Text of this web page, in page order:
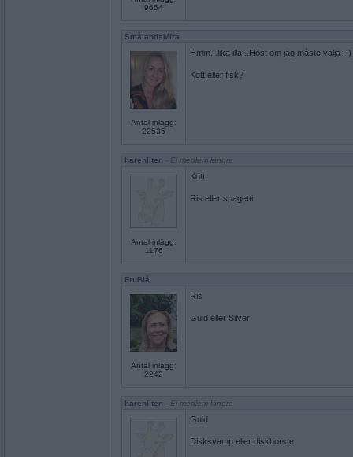
9654
SmålandsMira
Antal inlägg:
22535
Hmm...lika illa...Höst om jag måste välja :-)
Kött eller fisk?
harenliten - Ej medlem längre
Antal inlägg:
1176
Kött
Ris eller spagetti
FruBlå
Antal inlägg:
2242
Ris
Guld eller Silver
harenliten - Ej medlem längre
Guld
Disksvamp eller diskborste